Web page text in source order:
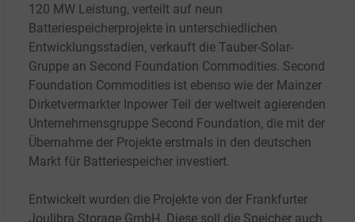
120 MW Leistung, verteilt auf neun
Batteriespeicherprojekte in unterschiedlichen
Entwicklungsstadien, verkauft die Tauber-Solar-
Gruppe an Second Foundation Commodities. Second
Foundation Commodities ist ebenso wie der Mainzer
Dirketvermarkter Inpower Teil der weltweit agierenden
Unternehmensgruppe Second Foundation, die mit der
Übernahme der Projekte erstmals in den deutschen
Markt für Batteriespeicher investiert.
Entwickelt wurden die Projekte von der Frankfurter
Joulibra Storage GmbH. Diese soll die Speicher auch